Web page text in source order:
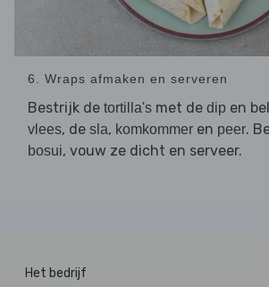
6. Wraps afmaken en serveren
Bestrijk de tortilla's met de dip en
vlees, de sla, komkommer en peer.
bosui, vouw ze dicht en serveer.
Het bedrijf